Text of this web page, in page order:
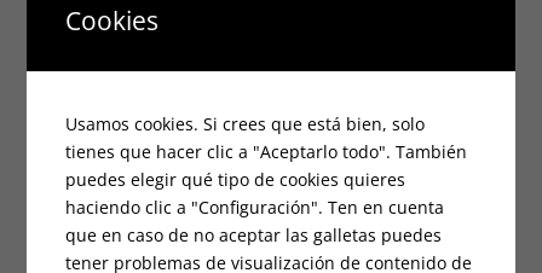
febrero 2025
enero 2025
octubre 2024
septiembre 2024
agosto 2024
Cookies
Usamos cookies. Si crees que está bien, solo
tienes que hacer clic a "Aceptarlo todo". También
puedes elegir qué tipo de cookies quieres
haciendo clic a "Configuración". Ten en cuenta
que en caso de no aceptar las galletas puedes
tener problemas de visualización de contenido de